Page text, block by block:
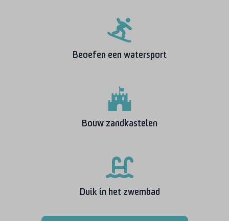
Beoefen een watersport
Bouw zandkastelen
Duik in het zwembad